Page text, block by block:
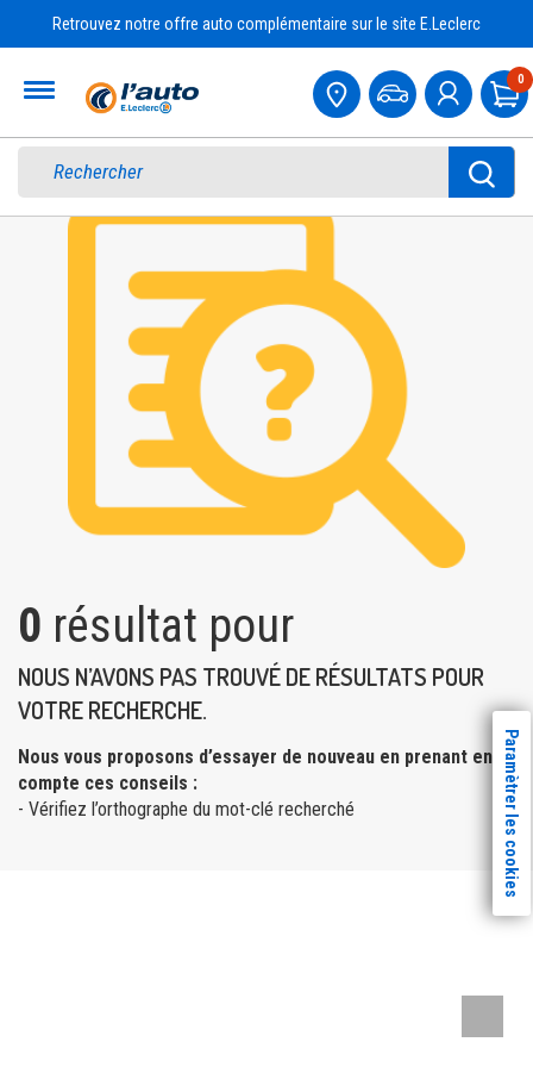
Retrouvez notre offre auto complémentaire sur le site E.Leclerc
0
0 résultat pour
NOUS N’AVONS PAS TROUVÉ DE RÉSULTATS POUR
VOTRE RECHERCHE.
Nous vous proposons d’essayer de nouveau en prenant en
compte ces conseils :
- Vérifiez l’orthographe du mot-clé recherché
Paramètrer les cookies